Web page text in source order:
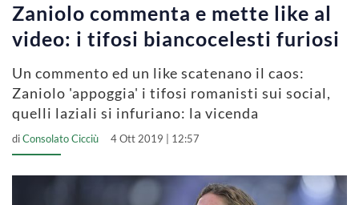
Zaniolo commenta e mette like al
video: i tifosi biancocelesti furiosi
Un commento ed un like scatenano il caos:
Zaniolo 'appoggia' i tifosi romanisti sui social,
quelli laziali si infuriano: la vicenda
diConsolato Cicciù 4 Ott 2019 | 12:57